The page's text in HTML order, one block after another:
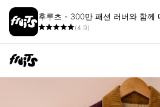
후루츠 - 300만 패션 러버와 함께
(4.9)